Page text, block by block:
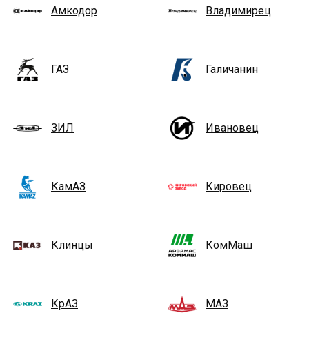
Амкодор Владимирец
ГАЗ Галичанин
ЗИЛ Ивановец
КамАЗ Кировец
Клинцы КомМаш
КрАЗ МАЗ